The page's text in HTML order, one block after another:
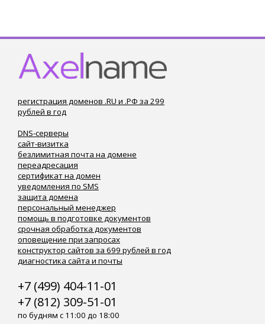
регистрация доменов .RU и .РФ за 299
рублей в год
DNS-серверы
сайт-визитка
безлимитная почта на домене
переадресация
сертификат на домен
уведомления по SMS
защита домена
персональный менеджер
помощь в подготовке документов
срочная обработка документов
оповещение при запросах
конструктор сайтов за 699 рублей в год
диагностика сайта и почты
+7 (499) 404-11-01
+7 (812) 309-51-01
по будням с 11:00 до 18:00